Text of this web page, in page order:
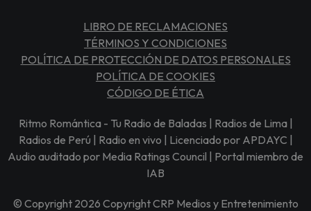
LIBRO DE RECLAMACIONES
TÉRMINOS Y CONDICIONES
POLÍTICA DE PROTECCIÓN DE DATOS PERSONALES
POLÍTICA DE COOKIES
CÓDIGO DE ÉTICA
Ritmo Romántica - Tu Radio de Baladas | Radios de Lima |
Radios de Perú | Radio en vivo | Licenciado por APDAYC |
Audio auditado por Media Ratings Council | Portal miembro de
IAB
© Copyright 2026 Copyright CRP Medios y Entretenimiento